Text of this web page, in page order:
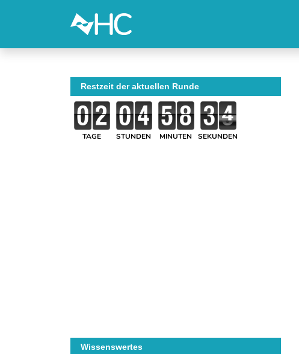
Restzeit der aktuellen Runde
TAGE STUNDEN MINUTEN SEKUNDEN
Wissenswertes